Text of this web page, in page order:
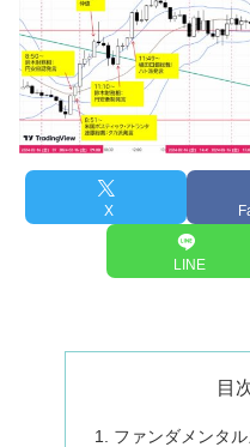
X
LINE
目
ファンダメンタ